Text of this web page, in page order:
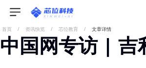
首页 / 资讯快览 / 芯位教育 / 文章详情
中国网专访 | 吉